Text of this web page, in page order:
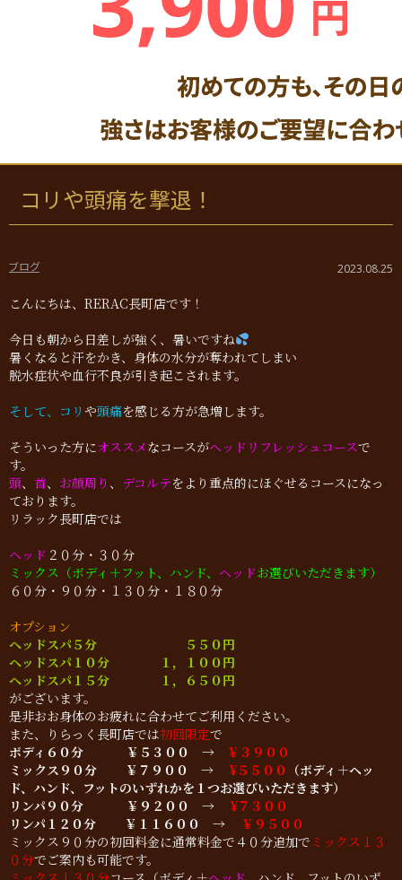
コリや頭痛を撃退！
ブログ 2023.08.25
こんにちは、RERAC長町店です！
今日も朝から日差しが強く、暑いですね
暑くなると汗をかき、身体の水分が奪われてしまい
脱水症状や血行不良が引き起こされます。
そして、 コリ や頭痛を感じる方が急増します。
そういった方にオススメ なコースがヘッドリフレッシュコースで
す。
頭、 首、 お顔周り 、 デコルテをより重点的にほぐせるコースになっ
ております。
リラック長町店では
ヘッド ２０分・３０分
ミックス（ボディ＋フット、ハンド、 ヘッドお選びいただきます）
６０分・９０分・１３０分・１８０分
オプション
ヘッドスパ５分 ５５０円
ヘッドスパ１０分 １，１００円
ヘッドスパ１５分 １，６５０円
がございます。
是非おお身体のお疲れに合わせてご利用ください。
また、りらっく長町店では初回限定で
ボディ６０分 ￥５３００ →
￥３９００
ミックス９０分 ￥７９００ → ¥５５００ （ボディ＋ヘッ
ド、ハンド、フットのいずれかを１つお選びいただきます）
リンパ９０分 ￥９２００ →
¥７３００
リンパ１２０分 ￥１１６００ →
￥９５００
ミックス９０分の初回料金に通常料金で４０分追加で ミックス１３
０分でご案内も可能です。